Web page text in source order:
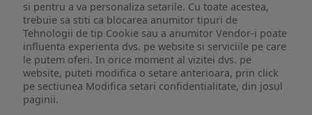
si pentru a va personaliza setarile. Cu toate acestea,
trebuie sa stiti ca blocarea anumitor tipuri de
Tehnologii de tip Cookie sau a anumitor Vendor-i poate
influenta experienta dvs. pe website si serviciile pe care
le putem oferi. In orice moment al vizitei dvs. pe
website, puteti modifica o setare anterioara, prin click
pe sectiunea Modifica setari confidentialitate, din josul
paginii.